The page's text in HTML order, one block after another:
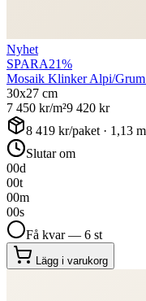
Nyhet
SPARA21%
Mosaik Klinker Alpi/
30x27 cm
7 450 kr/m²9 420 kr
8 419 kr/paket · 1,13
Slutar om
00d
00t
00m
00s
Få kvar — 6 st
Lägg i varukorg